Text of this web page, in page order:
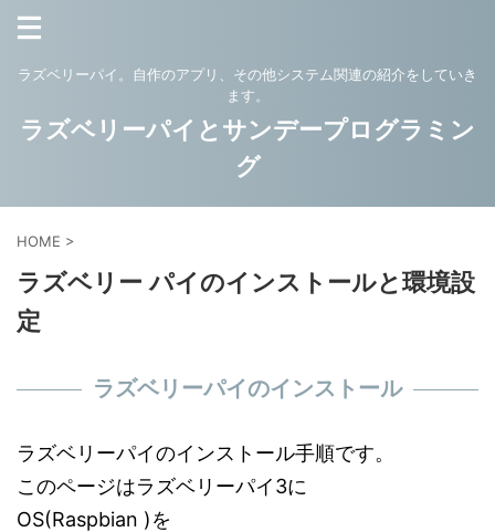
ラズベリーパイ。自作のアプリ、その他システム関連の紹介をしていき
ます。
ラズベリーパイとサンデープログラミン
グ
HOME >
ラズベリー パイのインストールと環境設
定
ラズベリーパイのインストール
ラズベリーパイのインストール手順です。
このページはラズベリーパイ3に
OS(Raspbian )を